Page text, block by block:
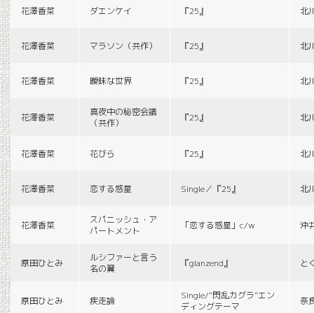
花澤香菜 ダエンケイ 『25』 北
花澤香菜 マラソン（共作） 『25』 北
花澤香菜 曖昧な世界 『25』 北
花澤香菜
真夜中の秘密会議
（共作）
『25』 北
花澤香菜 花びら 『25』 北
花澤香菜 恋する惑星 Single／『25』 北
花澤香菜
スパニッシュ・ア
パートメント
「恋する惑星」c/w 沖
原田ひとみ
ルシファーと言う
名の翼
『glanzend』 と
原田ひとみ 疾走論
Single/“閃乱カグラ”エン
ディングテーマ
奈